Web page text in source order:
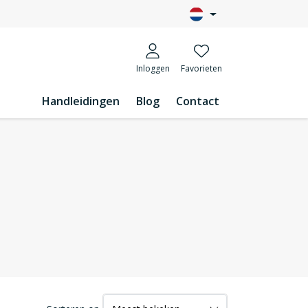
Inloggen Favorieten
Handleidingen Blog Contact